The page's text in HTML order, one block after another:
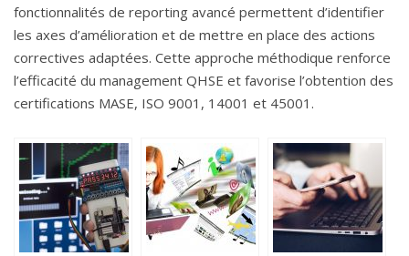
fonctionnalités de reporting avancé permettent d’identifier
les axes d’amélioration et de mettre en place des actions
correctives adaptées. Cette approche méthodique renforce
l’efficacité du management QHSE et favorise l’obtention des
certifications MASE, ISO 9001, 14001 et 45001.